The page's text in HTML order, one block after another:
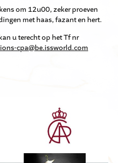
om 12u00, zeker proeven
met haas, fazant en hert.
u terecht op het Tf nr
cpa@be.issworld.com